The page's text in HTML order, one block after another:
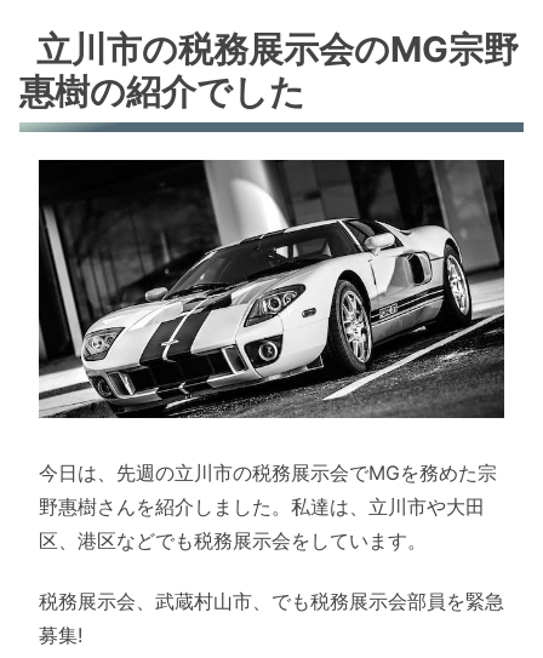
立川市の税務展示会のMG宗野
惠樹の紹介でした
今日は、先週の立川市の税務展示会でMGを務めた宗
野惠樹さんを紹介しました。私達は、立川市や大田
区、港区などでも税務展示会をしています。
税務展示会、武蔵村山市、でも税務展示会部員を緊急
募集!